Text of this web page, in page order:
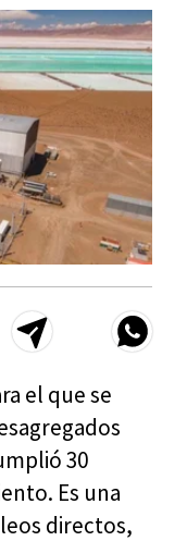
el que se
30
Es una
directos,